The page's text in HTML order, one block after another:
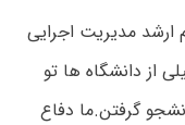
ارشد مدیریت اجرایی
از دانشگاه ها تو
گرفتن.ما دفاع